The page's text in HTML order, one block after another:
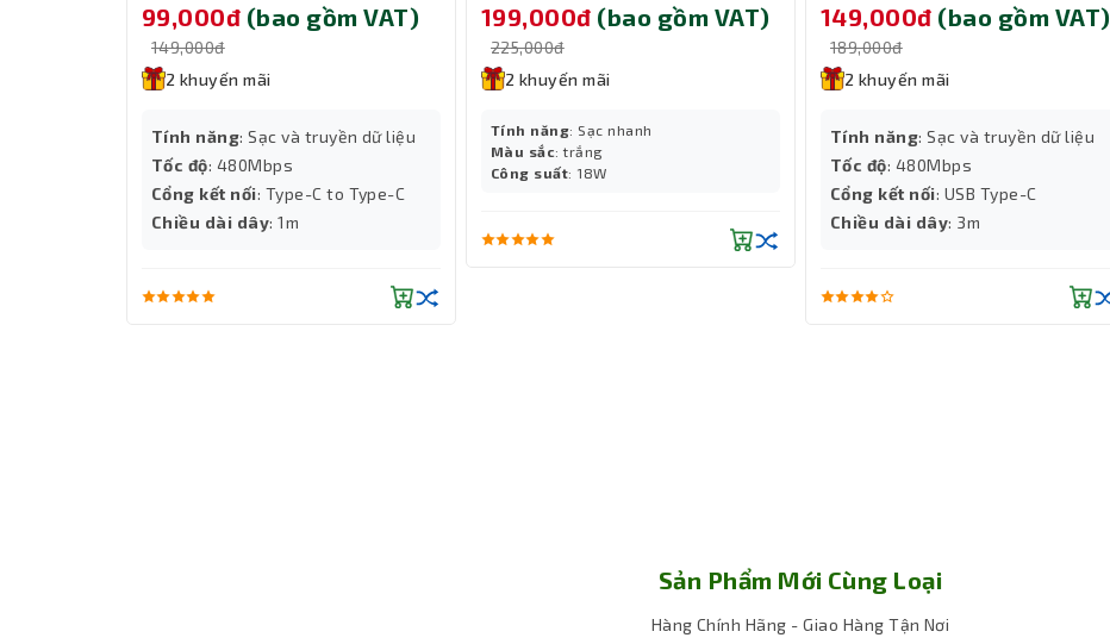
Dream Switch được trang bị trên EK75 là loại switch do Dareu phát triển với độ nảy tốt, lực nhấn nhẹ và hành trình phím
rõ ràng. Cảm giác gõ mang lại cực kỳ êm tay, phù hợp cho cả người chơi game tốc độ cao lẫn người dùng gõ văn bản nhiều
giờ liên tục.
99,000đ (bao gồm VAT)
149,000đ
2 khuyến mãi
Tính năng: Sạc và truyền dữ liệu
Tốc độ: 480Mbps
Cổng kết nối: Type-C to Type-C
Chiều dài dây: 1m
199,000đ (bao gồm VAT)
225,000đ
2 khuyến mãi
Tính năng: Sạc nhanh
Màu sắc: trắng
Công suất: 18W
149,000đ (bao gồm VAT)
189,000đ
2 khuyến mãi
Tính năng: Sạc và truyền dữ liệu
Tốc độ: 480Mbps
Cổng kết nối: USB Type-C
Chiều dài dây: 3m
Sản Phẩm Mới Cùng Loại
Hàng Chính Hãng - Giao Hàng Tận Nơi